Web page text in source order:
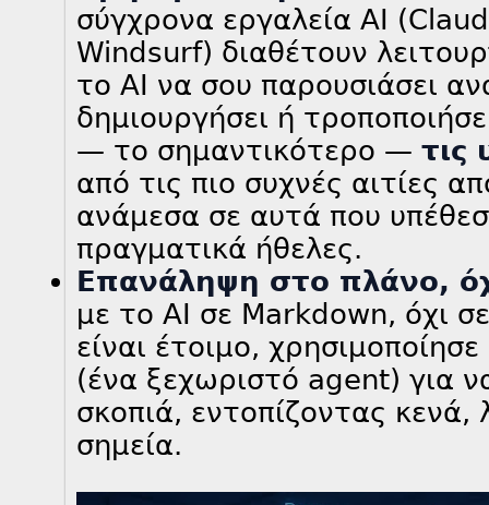
σύγχρονα εργαλεία AI
Windsurf) διαθέτουν
το AI να σου παρουσιάσει
δημιουργήσει ή
— το σημαντικότερο — τις
από τις πιο συχνές αιτίες
ανάμεσα σε αυτά που
πραγματικά ήθελες.
Επανάληψη στο πλάνο,
με το AI σε Markdown, όχι
είναι έτοιμο,
(ένα ξεχωριστό agent) για
σκοπιά, εντοπίζοντας κενά,
σημεία.